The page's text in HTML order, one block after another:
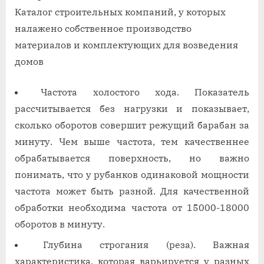
Каталог строительных компаний, у которых
налажено собственное производство
материалов и комплектующих для возведения
домов
Частота холостого хода. Показатель
рассчитывается без нагрузки и показывает,
сколько оборотов совершит режущий барабан за
минуту. Чем выше частота, тем качественнее
обрабатывается поверхность, но важно
понимать, что у рубанков одинаковой мощности
частота может быть разной. Для качественной
обработки необходима частота от 15000-18000
оборотов в минуту.
Глубина строгания (реза). Важная
характеристика, которая варьируется у разных